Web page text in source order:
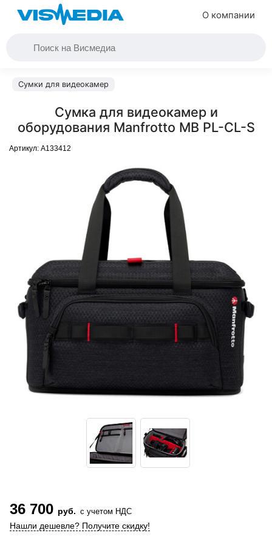
О компании
Сумки для видеокамер
Сумка для видеокамер и
оборудования Manfrotto MB PL-CL-S
Артикул: A133412
36 700 руб. с учетом НДС
Нашли дешевле? Получите скидку!